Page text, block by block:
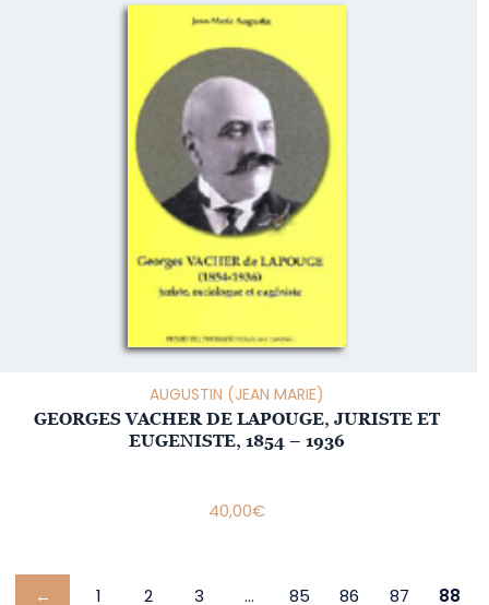
AUGUSTIN (JEAN MARIE)
GEORGES VACHER DE LAPOUGE, JURISTE ET
EUGENISTE, 1854 – 1936
40,00€
← 1 2 3 … 85 86 87
88